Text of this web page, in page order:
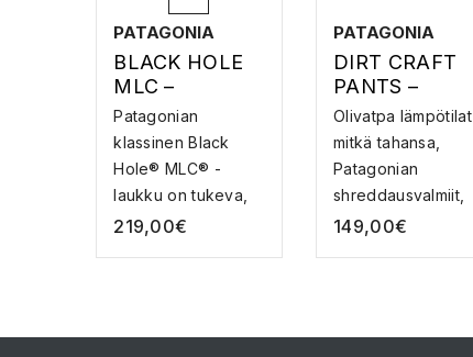
PATAGONIA
BLACK HOLE
MLC –
LENTOLAUKK
U/-REPPU
Patagonian
klassinen Black
Hole® MLC® -
laukku on tukeva,
pehmeäpint...
219,00€
PATAGONIA
DIRT CRAFT
PANTS –
PYÖRÄILYHOU
SUT
Olivatpa lämpötilat
mitkä tahansa,
Patagonian
shreddausvalmiit,
pol...
149,00€